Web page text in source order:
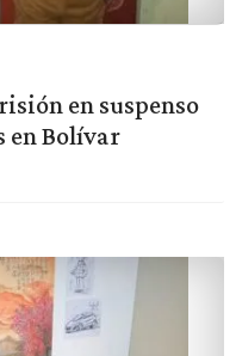
en suspenso
en Bolívar